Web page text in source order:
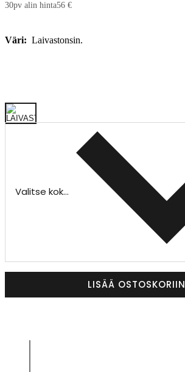
30pv alin hinta56 €
Väri: Laivastonsin.
Valitse koko
LISÄÄ OSTOSKORIIN